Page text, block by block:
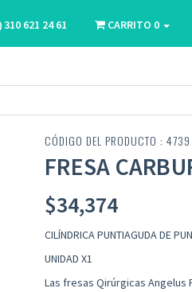
310 621 24 61 CARRITO 0
CÓDIGO DEL PRODUCTO : 4739
FRESA
$34,374
CILÍNDRICA PUNTIAGUDA DE
UNIDAD X1
Las fresas Qirúrgicas